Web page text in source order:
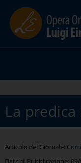
La
Articolo del Giornale:
Data di Pubblicazione: